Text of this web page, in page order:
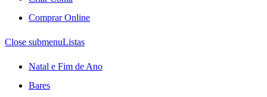
Comprar Online
Close submenuListas
Natal e Fim de Ano
Bares